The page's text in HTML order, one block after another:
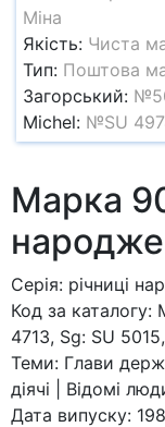
Міна
Якість: Чиста
Тип: Поштова
Загорський:
Michel: №SU
Марка
Серія: річниці
Код за каталогy:
4713, Sg: SU
Теми: Глави
діячі | Відомі
Дата випуску: